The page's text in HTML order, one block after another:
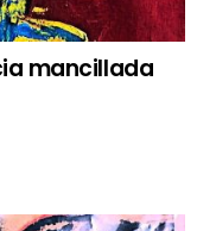
mancillada